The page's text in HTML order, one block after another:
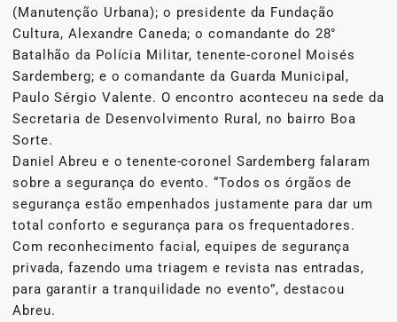
(Manutenção Urbana); o presidente da Fundação
Cultura, Alexandre Caneda; o comandante do 28°
Batalhão da Polícia Militar, tenente-coronel Moisés
Sardemberg; e o comandante da Guarda Municipal,
Paulo Sérgio Valente. O encontro aconteceu na sede da
Secretaria de Desenvolvimento Rural, no bairro Boa
Sorte.
Daniel Abreu e o tenente-coronel Sardemberg falaram
sobre a segurança do evento. “Todos os órgãos de
segurança estão empenhados justamente para dar um
total conforto e segurança para os frequentadores.
Com reconhecimento facial, equipes de segurança
privada, fazendo uma triagem e revista nas entradas,
para garantir a tranquilidade no evento”, destacou
Abreu.